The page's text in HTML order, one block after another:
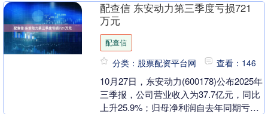
配查信 东安动力第三季度亏损721
万元
配查信
分类：股票配资平台网 查看：146
10月27日，东安动力(600178)公布2025年
三季报，公司营业收入为37.7亿元，同比
上升25.9%；归母净利润自去年同期亏损